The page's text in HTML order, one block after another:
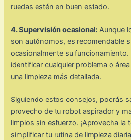
ruedas estén en buen estado.
4. Supervisión ocasional: Aunque
son autónomos, es recomendable
ocasionalmente su funcionamiento.
identificar cualquier problema o
una limpieza más detallada.
Siguiendo estos consejos, podrás
provecho de tu robot aspirador y
limpios sin esfuerzo. ¡Aprovecha la
simplificar tu rutina de limpieza